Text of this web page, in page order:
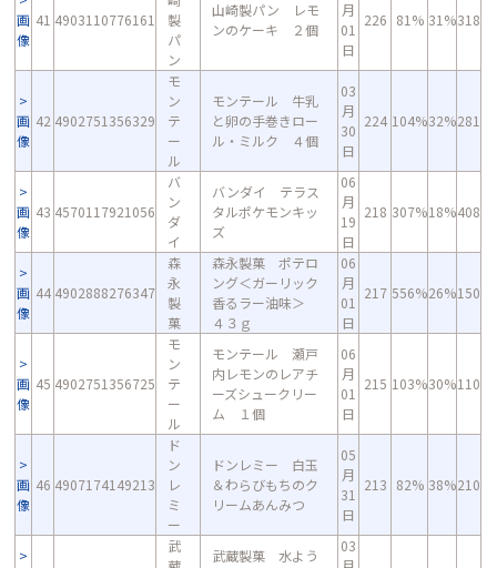
画
像
41 4903110776161
製
パ
ン
山崎製パン レモ
ンのケーキ ２個
月
01
日
226 81% 31%318
画
像
42 4902751356329
モ
ン
テ
ー
ル
モンテール 牛乳
と卵の手巻きロー
ル・ミルク ４個
03
月
30
日
224 104%32%281
画
像
43 4570117921056
バ
ン
ダ
イ
バンダイ テラス
タルポケモンキッ
ズ
06
月
19
日
218 307%18%408
画
像
44 4902888276347
森
永
製
菓
森永製菓 ポテロ
ング＜ガーリック
香るラー油味＞
４３ｇ
06
月
01
日
217 556%26%150
画
像
45 4902751356725
モ
ン
テ
ー
ル
モンテール 瀬戸
内レモンのレアチ
ーズシュークリー
ム １個
06
月
01
日
215 103%30%110
画
像
46 4907174149213
ド
ン
レ
ミ
ー
ドンレミー 白玉
＆わらびもちのク
リームあんみつ
05
月
31
日
213 82% 38%210
武
武蔵製菓 水よう
03